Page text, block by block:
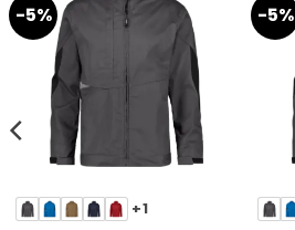
-5%
+1
-5%